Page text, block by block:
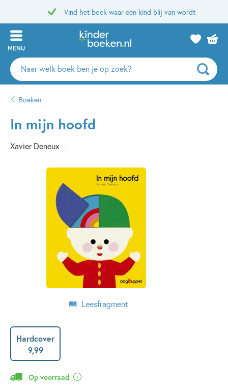
Vind het boek waar een kind blij van wordt
MENU
Zoeken
naar
auteurs
uitgevers
Boeken
In mijn hoofd
Xavier Deneux
Leesfragment
Hardcover
9,99
Op voorraad